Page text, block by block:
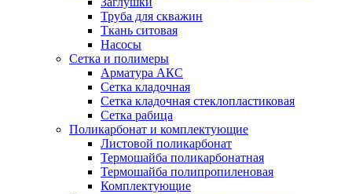
Труба для скважин
Ткань ситовая
Насосы
Сетка и полимеры
Арматура АКС
Сетка кладочная
Сетка кладочная стеклопластиковая
Сетка рабица
Поликарбонат и комплектующие
Листовой поликарбонат
Термошайба поликарбонатная
Термошайба полипропиленовая
Комплектующие